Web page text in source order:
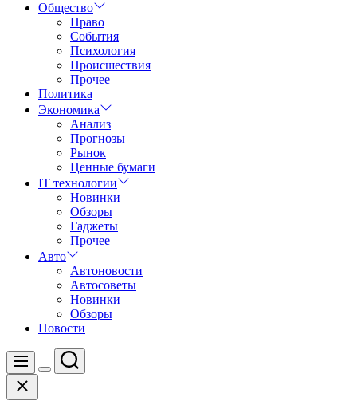
Общество
Право
События
Психология
Происшествия
Прочее
Политика
Экономика
Анализ
Прогнозы
Рынок
Ценные бумаги
IT технологии
Новинки
Обзоры
Гаджеты
Прочее
Авто
Автоновости
Автосоветы
Новинки
Обзоры
Новости
Меню
Цвет
Поиск
Закрыть